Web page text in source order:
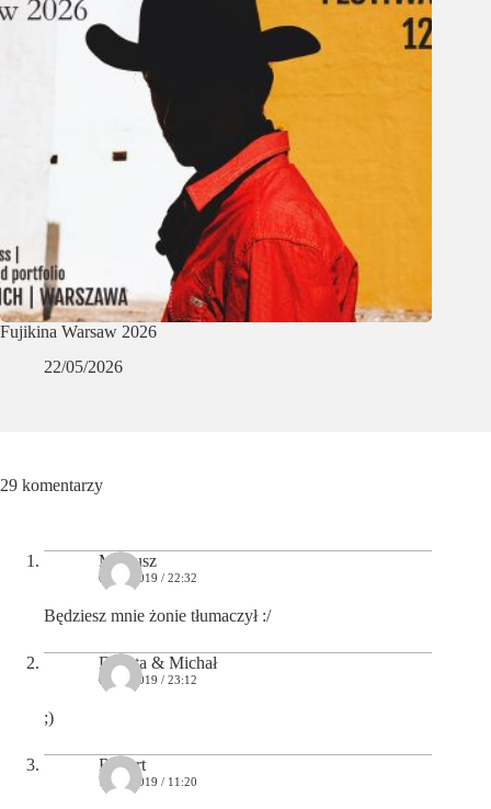
Fujikina Warsaw 2026
22/05/2026
29 komentarzy
Mateusz
09/03/2019 / 22:32
Będziesz mnie żonie tłumaczył :/
Dorota & Michał
09/03/2019 / 23:12
;)
Robert
10/03/2019 / 11:20